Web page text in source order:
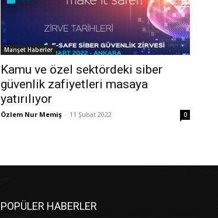
Manşet Haberler
Kamu ve özel sektördeki siber
güvenlik zafiyetleri masaya
yatırılıyor
Özlem Nur Memiş - 11 Şubat 2022 0
POPÜLER HABERLER